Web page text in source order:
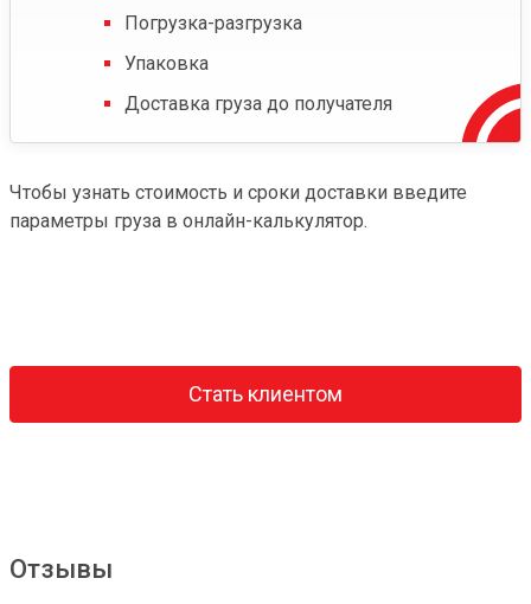
Погрузка-разгрузка
Упаковка
Доставка груза до получателя
Чтобы узнать стоимость и сроки доставки введите
параметры груза в онлайн-калькулятор.
Стать клиентом
Отзывы